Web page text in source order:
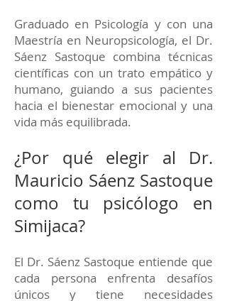
Graduado en Psicología y con una
Maestría en Neuropsicología, el Dr.
Sáenz Sastoque combina técnicas
científicas con un trato empático y
humano, guiando a sus pacientes
hacia el bienestar emocional y una
vida más equilibrada.
¿Por qué elegir al Dr.
Mauricio Sáenz Sastoque
como tu psicólogo en
Simijaca?
El Dr. Sáenz Sastoque entiende que
cada persona enfrenta desafíos
únicos y tiene necesidades